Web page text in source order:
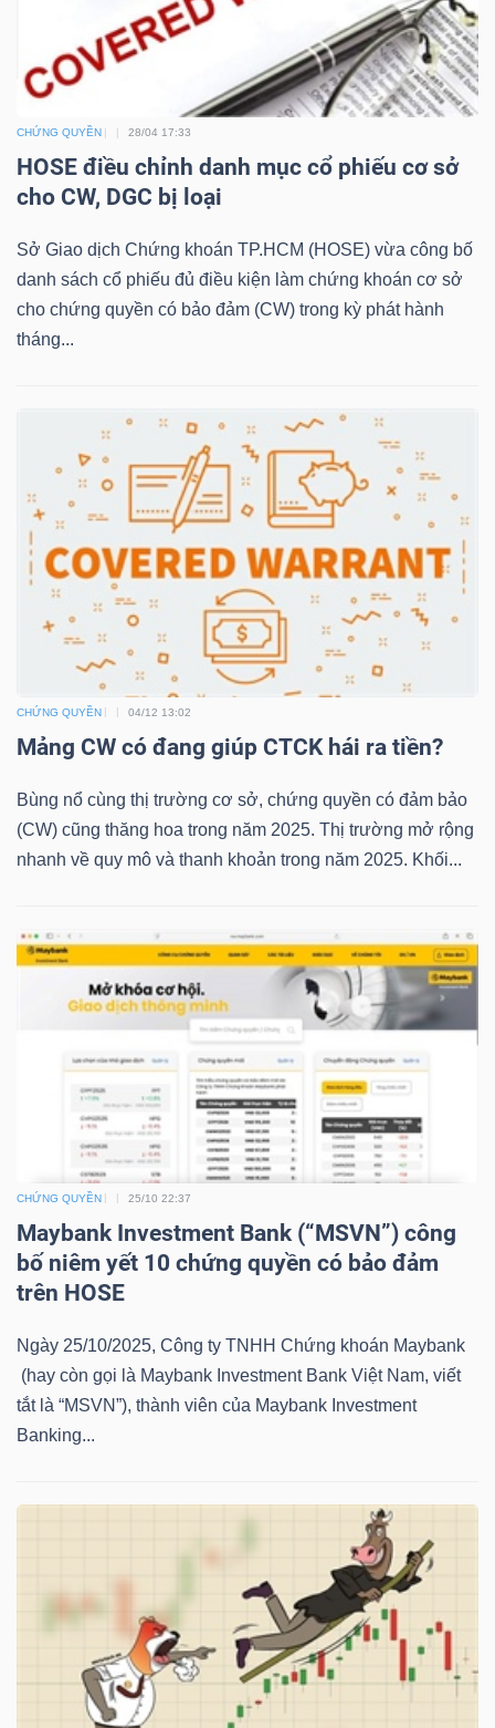
CHỨNG QUYỀN 28/04 17:33
HOSE điều chỉnh danh mục cổ phiếu cơ sở
cho CW, DGC bị loại
Sở Giao dịch Chứng khoán TP.HCM (HOSE) vừa công bố
danh sách cổ phiếu đủ điều kiện làm chứng khoán cơ sở
cho chứng quyền có bảo đảm (CW) trong kỳ phát hành
tháng...
CHỨNG QUYỀN 04/12 13:02
Mảng CW có đang giúp CTCK hái ra tiền?
Bùng nổ cùng thị trường cơ sở, chứng quyền có đảm bảo
(CW) cũng thăng hoa trong năm 2025. Thị trường mở rộng
nhanh về quy mô và thanh khoản trong năm 2025. Khối...
CHỨNG QUYỀN 25/10 22:37
Maybank Investment Bank (“MSVN”) công
bố niêm yết 10 chứng quyền có bảo đảm
trên HOSE
Ngày 25/10/2025, Công ty TNHH Chứng khoán Maybank
(hay còn gọi là Maybank Investment Bank Việt Nam, viết
tắt là “MSVN”), thành viên của Maybank Investment
Banking...
CỔ
PHIẾU
PHÁI
CÔNG
ĐẦU
TƯ
DỮ
LIỆU
Ngành
NĂNG
LƯỢNG
NGUYÊN
VẬT
CÔNG
KHÔNG
THIẾT